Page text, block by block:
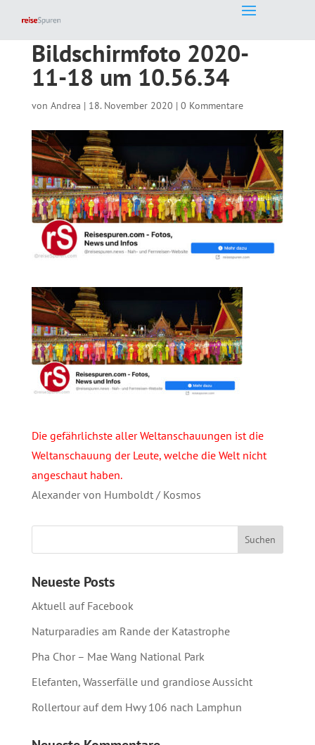
Bildschirmfoto 2020-
11-18 um 10.56.34
von Andrea | 18. November 2020 | 0 Kommentare
Die gefährlichste aller Weltanschauungen ist die
Weltanschauung der Leute, welche die Welt nicht
angeschaut haben.
Alexander von Humboldt / Kosmos
Neueste Posts
Aktuell auf Facebook
Naturparadies am Rande der Katastrophe
Pha Chor – Mae Wang National Park
Elefanten, Wasserfälle und grandiose Aussicht
Rollertour auf dem Hwy 106 nach Lamphun